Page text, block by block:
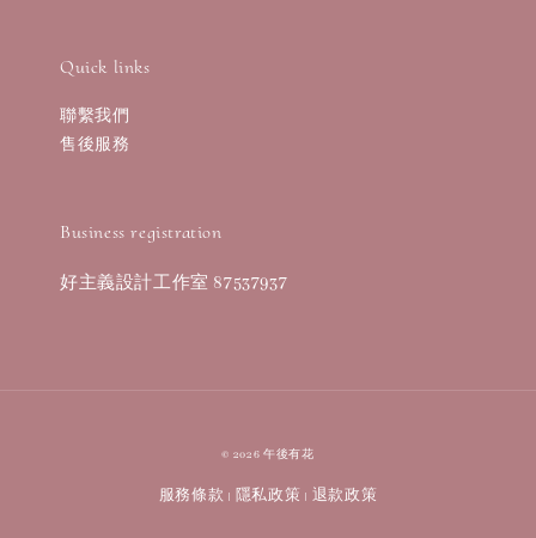
Quick links
聯繫我們
售後服務
Business registration
好主義設計工作室 87537937
© 2026 午後有花
服務條款 | 隱私政策 | 退款政策